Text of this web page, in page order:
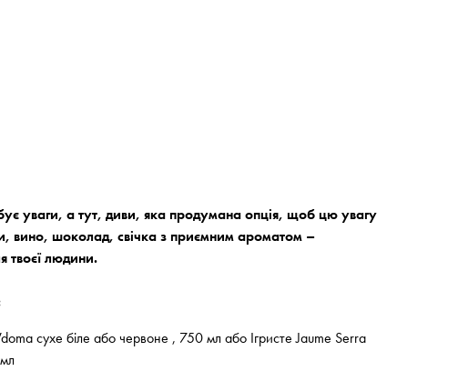
уваги, а тут, диви, яка продумана опція, щоб цю увагу
вино, шоколад, свічка з приємним ароматом –
твоєї людини.
сухе біле або червоне , 750 мл або Ігристе Jaume Serra